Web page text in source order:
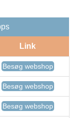
Link
Besøg webshop
Besøg webshop
Besøg webshop